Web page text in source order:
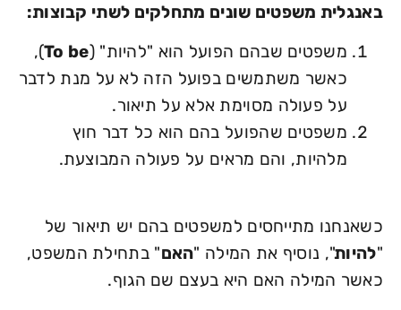
באנגלית משפטים שונים מתחלקים לשתי קבוצות:
משפטים שבהם הפועל הוא "להיות" (To be
),
כאשר משתמשים בפועל הזה לא על מנת לדבר
על פעולה מסוימת אלא על תיאור.
משפטים שהפועל בהם הוא כל דבר חוץ
מלהיות, והם מראים על פעולה המבוצעת.
כשאנחנו מתייחסים למשפטים בהם יש תיאור של
"להיות", נוסיף את המילה "האם" בתחילת המשפט,
כאשר המילה האם היא בעצם שם הגוף.